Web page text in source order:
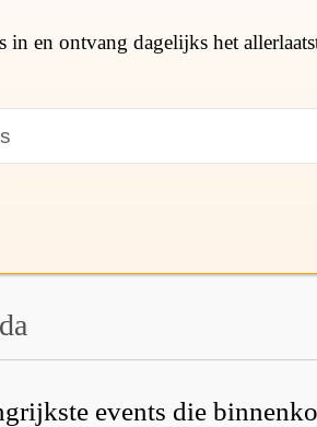
in en ontvang dagelijks het
events die